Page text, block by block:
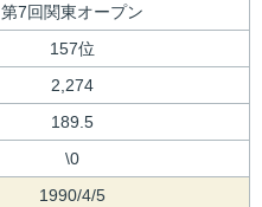
第7回関東オープン
157位
2,274
189.5
\0
1990/4/5